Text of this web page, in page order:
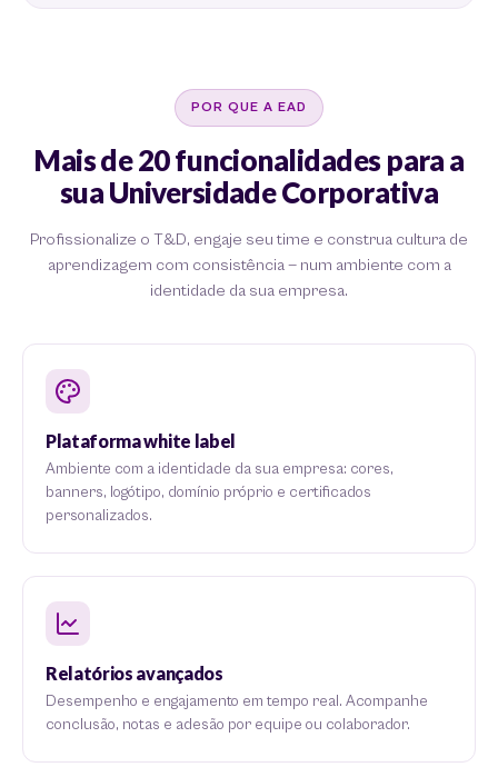
POR QUE A EAD
Mais de 20 funcionalidades para a
sua Universidade Corporativa
Profissionalize o T&D, engaje seu time e construa cultura de
aprendizagem com consistência — num ambiente com a
identidade da sua empresa.
Plataforma white label
Ambiente com a identidade da sua empresa: cores,
banners, logótipo, domínio próprio e certificados
personalizados.
Relatórios avançados
Desempenho e engajamento em tempo real. Acompanhe
conclusão, notas e adesão por equipe ou colaborador.